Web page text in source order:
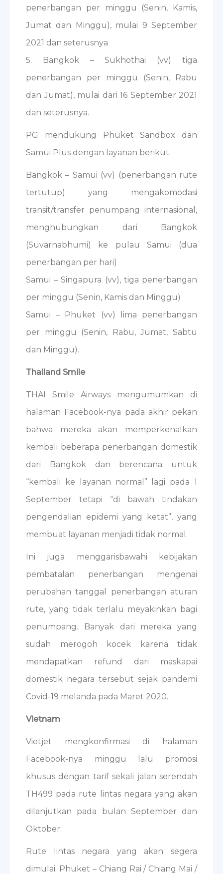
penerbangan per minggu (Senin, Kamis,
Jumat dan Minggu), mulai 9 September
2021 dan seterusnya
5. Bangkok – Sukhothai (vv) tiga
penerbangan per minggu (Senin, Rabu
dan Jumat), mulai dari 16 September 2021
dan seterusnya.
PG mendukung Phuket Sandbox dan
Samui Plus dengan layanan berikut:
Bangkok – Samui (vv) (penerbangan rute
tertutup) yang mengakomodasi
transit/transfer penumpang internasional,
menghubungkan dari Bangkok
(Suvarnabhumi) ke pulau Samui (dua
penerbangan per hari)
Samui – Singapura (vv), tiga penerbangan
per minggu (Senin, Kamis dan Minggu)
Samui – Phuket (vv) lima penerbangan
per minggu (Senin, Rabu, Jumat, Sabtu
dan Minggu).
Thailand Smile
THAI Smile Airways mengumumkan di
halaman Facebook-nya pada akhir pekan
bahwa mereka akan memperkenalkan
kembali beberapa penerbangan domestik
dari Bangkok dan berencana untuk
“kembali ke layanan normal” lagi pada 1
September tetapi “di bawah tindakan
pengendalian epidemi yang ketat”, yang
membuat layanan menjadi tidak normal.
Ini juga menggarisbawahi kebijakan
pembatalan penerbangan mengenai
perubahan tanggal penerbangan aturan
rute, yang tidak terlalu meyakinkan bagi
penumpang. Banyak dari mereka yang
sudah merogoh kocek karena tidak
mendapatkan refund dari maskapai
domestik negara tersebut sejak pandemi
Covid-19 melanda pada Maret 2020.
Vietnam
Vietjet mengkonfirmasi di halaman
Facebook-nya minggu lalu promosi
khusus dengan tarif sekali jalan serendah
TH499 pada rute lintas negara yang akan
dilanjutkan pada bulan September dan
Oktober.
Rute lintas negara yang akan segera
dimulai: Phuket – Chiang Rai / Chiang Mai /